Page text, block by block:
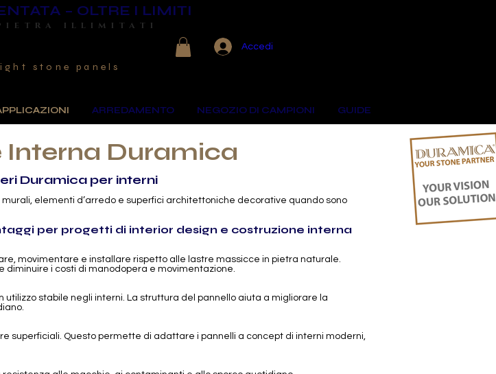
Accedi
– OLTRE I LIMITI
ILLIMITATI
stone panels
ARREDAMENTO NEGOZIO DI CAMPIONI GUIDE
Duramica
Duramica per interni
elementi d’arredo e superfici architettoniche decorative quando sono
per progetti di interior design e costruzione interna
movimentare e installare rispetto alle lastre massicce in pietra naturale.
diminuire i costi di manodopera e movimentazione.
stabile negli interni. La struttura del pannello aiuta a migliorare la
superficiali. Questo permette di adattare i pannelli a concept di interni moderni,